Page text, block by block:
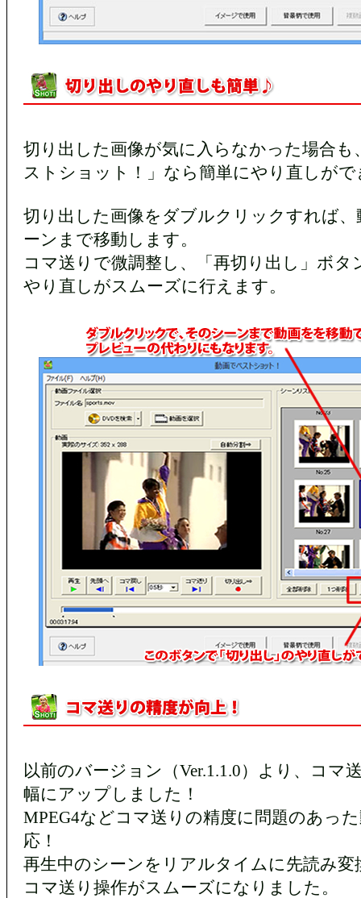
切り出した画像が気に入らなかった場合も
ストショット！」なら簡単にやり直しが
切り出した画像をダブルクリックすれば
ーンまで移動します。
コマ送りで微調整し、「再切り出し」ボタ
やり直しがスムーズに行えます。
以前のバージョン（Ver.1.1.0）より、コマ
幅にアップしました！
MPEG4などコマ送りの精度に問題のあっ
応！
再生中のシーンをリアルタイムに先読み変
コマ送り操作がスムーズになりました。